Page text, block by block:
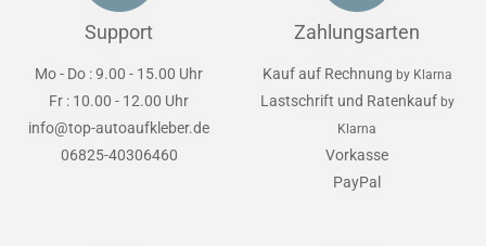
Support
Mo - Do : 9.00 - 15.00 Uhr
Fr : 10.00 - 12.00 Uhr
info@top-autoaufkleber.de
06825-40306460
Zahlungsarten
Kauf auf Rechnung by Klarna
Lastschrift und Ratenkauf by
Klarna
Vorkasse
PayPal